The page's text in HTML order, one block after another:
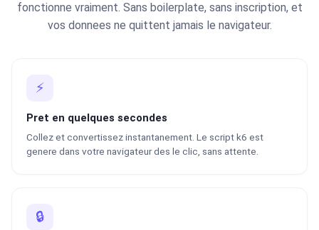
fonctionne vraiment. Sans boilerplate, sans inscription, et
vos donnees ne quittent jamais le navigateur.
⚡
Pret en quelques secondes
Collez et convertissez instantanement. Le script k6 est
genere dans votre navigateur des le clic, sans attente.
🔒